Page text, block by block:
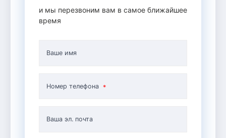
и мы перезвоним вам в самое ближайшее
время
Ваше имя
Номер телефона
Ваша эл. почта